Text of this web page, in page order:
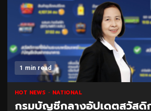
1 min read
HOT NEWS NATIONAL
กรมบัญชีกลางอัปเดตสวัสดิ